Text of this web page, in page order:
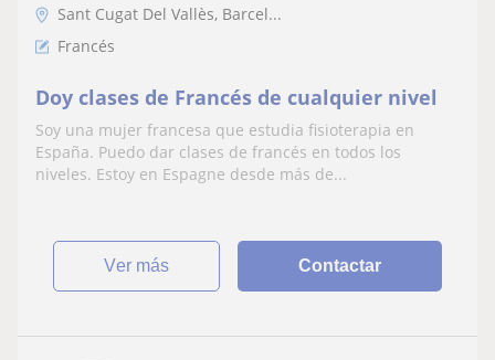
Sant Cugat Del Vallès, Barcel...
Francés
Doy clases de Francés de cualquier nivel
Soy una mujer francesa que estudia fisioterapia en
España. Puedo dar clases de francés en todos los
niveles. Estoy en Espagne desde más de...
ver más Contactar